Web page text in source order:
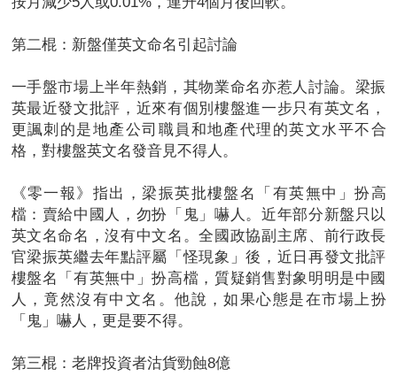
第二棍：新盤僅英文命名引起討論
一手盤市場上半年熱銷，其物業命名亦惹人討論。梁振
英最近發文批評，近來有個別樓盤進一步只有英文名，
更諷刺的是地產公司職員和地產代理的英文水平不合
格，對樓盤英文名發音見不得人。
《零一報》指出，梁振英批樓盤名「有英無中」扮高
檔：賣給中國人，勿扮「鬼」嚇人。近年部分新盤只以
英文名命名，沒有中文名。全國政協副主席、前行政長
官梁振英繼去年點評屬「怪現象」後，近日再發文批評
樓盤名「有英無中」扮高檔，質疑銷售對象明明是中國
人，竟然沒有中文名。他說，如果心態是在市場上扮
「鬼」嚇人，更是要不得。
第三棍：老牌投資者沽貨勁蝕8億